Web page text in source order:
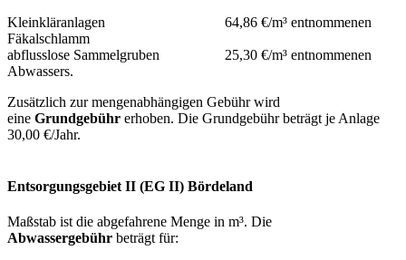
Kleinkläranlagen 64,86 €/m³ entnommenen
Fäkalschlamm
abflusslose Sammelgruben 25,30 €/m³ entnommenen
Abwassers.
Zusätzlich zur mengenabhängigen Gebühr wird
eine Grundgebühr erhoben. Die Grundgebühr beträgt je Anlage
30,00 €/Jahr.
Entsorgungsgebiet II (EG II) Bördeland
Maßstab ist die abgefahrene Menge in m³. Die
Abwassergebühr beträgt für: